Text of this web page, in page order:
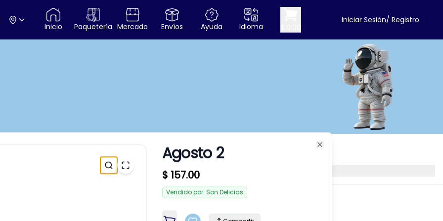
Inicio Paquetería Mercado Envíos Ayuda Idioma
Iniciar Sesión/ Registro
Agosto 2
Product information
$ 157.00
Vendido por: Son Delicias
Description